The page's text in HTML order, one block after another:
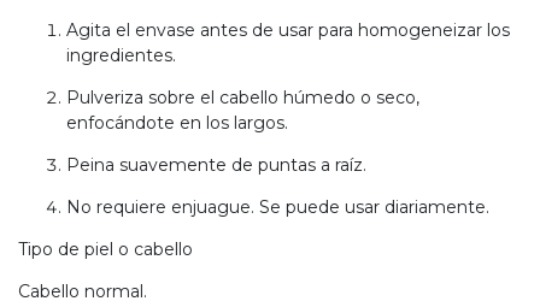
Agita el envase antes de usar para homogeneizar los
ingredientes.
Pulveriza sobre el cabello húmedo o seco,
enfocándote en los largos.
Peina suavemente de puntas a raíz.
No requiere enjuague. Se puede usar diariamente.
Tipo de piel o cabello
Cabello normal.